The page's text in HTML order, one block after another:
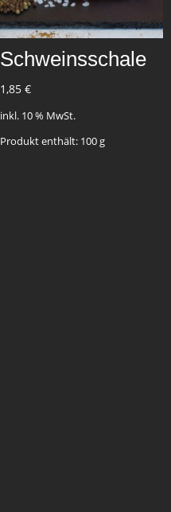
Schweinsschale
1,85 €
inkl. 10 % MwSt.
Produkt enthält: 100g